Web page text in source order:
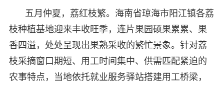
五月仲夏，荔红枝繁。海南省琼海市阳江镇各荔
枝种植基地迎来丰收旺季，连片果园硕果累累、果
香四溢，处处呈现出果熟采收的繁忙景象。针对荔
枝采摘窗口期短、用工时间集中、供需匹配紧迫的
农事特点，当地依托就业服务驿站搭建用工桥梁，